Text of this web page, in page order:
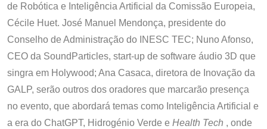
de Robótica e Inteligência Artificial da Comissão Europeia,
Cécile Huet. José Manuel Mendonça, presidente do
Conselho de Administração do INESC TEC; Nuno Afonso,
CEO da SoundParticles, start-up de software áudio 3D que
singra em Holywood; Ana Casaca, diretora de Inovação da
GALP, serão outros dos oradores que marcarão presença
no evento, que abordará temas como Inteligência Artificial e
a era do ChatGPT, Hidrogénio Verde e Health Tech , onde